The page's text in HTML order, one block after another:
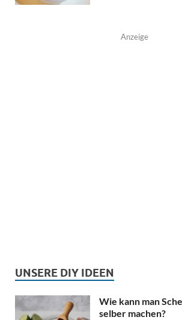
Anzeige
UNSERE DIY IDEEN
Wie kann man
selber machen?